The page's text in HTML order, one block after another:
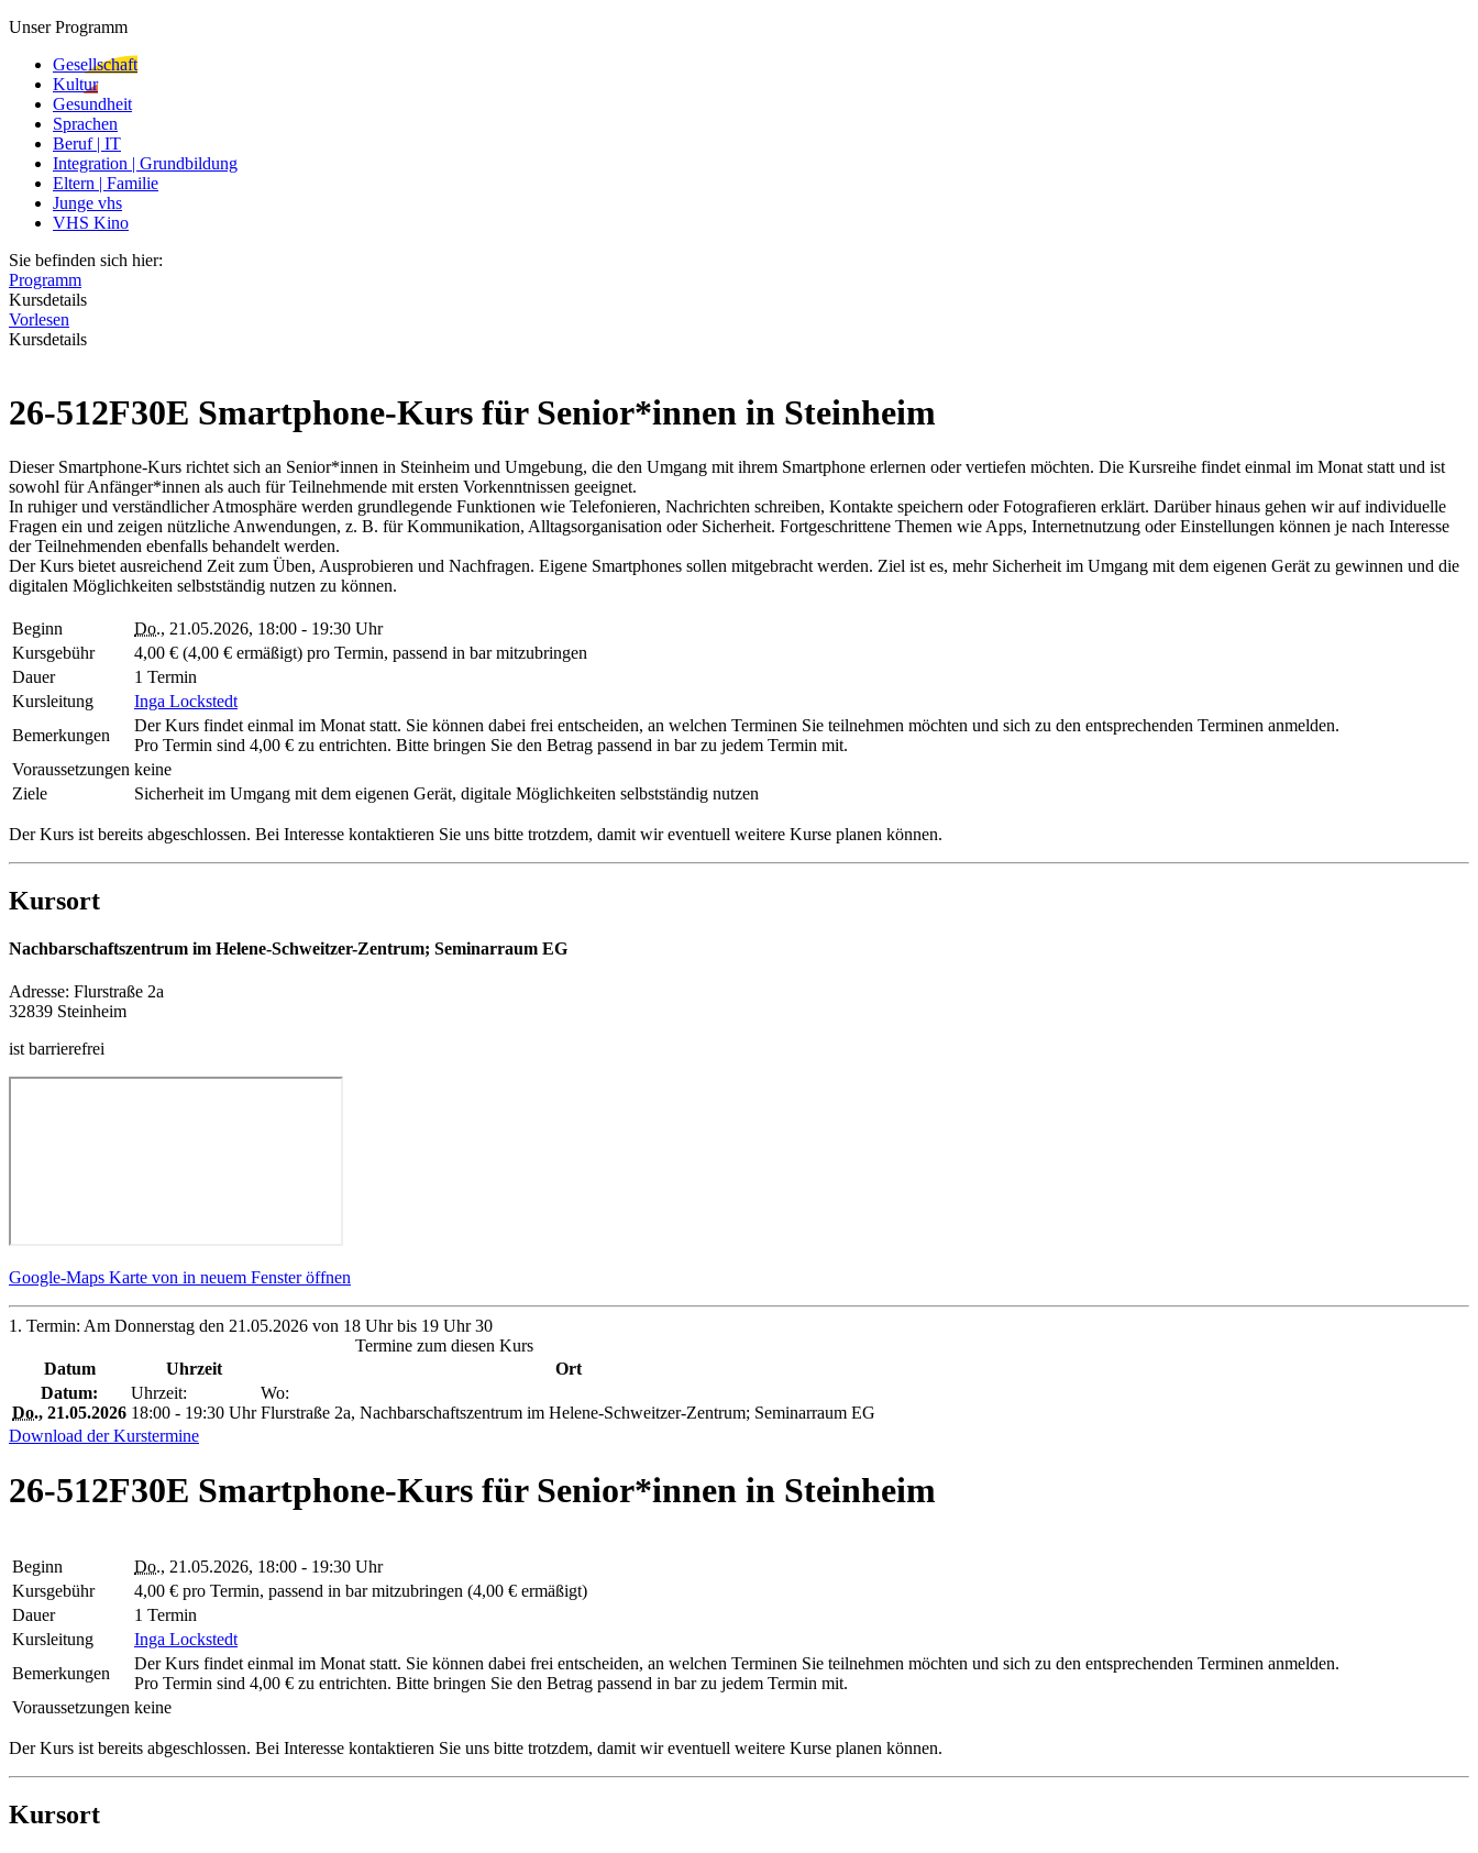
Unser Programm
Gesellschaft
Kultur
Gesundheit
Sprachen
Beruf | IT
Integration | Grundbildung
Eltern | Familie
Junge vhs
VHS Kino
Sie befinden sich hier:
Programm
Kursdetails
Vorlesen
Kursdetails
26-512F30E Smartphone-Kurs für Senior*innen in Steinheim
Dieser Smartphone-Kurs richtet sich an Senior*innen in Steinheim und Umgebung, die den Umgang mit ihrem Smartphone erlernen oder vertiefen möchten. Die Kursreihe findet einmal im Monat statt und ist
sowohl für Anfänger*innen als auch für Teilnehmende mit ersten Vorkenntnissen geeignet.
In ruhiger und verständlicher Atmosphäre werden grundlegende Funktionen wie Telefonieren, Nachrichten schreiben, Kontakte speichern oder Fotografieren erklärt. Darüber hinaus gehen wir auf individuelle
Fragen ein und zeigen nützliche Anwendungen, z. B. für Kommunikation, Alltagsorganisation oder Sicherheit. Fortgeschrittene Themen wie Apps, Internetnutzung oder Einstellungen können je nach Interesse
der Teilnehmenden ebenfalls behandelt werden.
Der Kurs bietet ausreichend Zeit zum Üben, Ausprobieren und Nachfragen. Eigene Smartphones sollen mitgebracht werden. Ziel ist es, mehr Sicherheit im Umgang mit dem eigenen Gerät zu gewinnen und die
digitalen Möglichkeiten selbstständig nutzen zu können.
Beginn Do., 21.05.2026, 18:00 - 19:30 Uhr
Kursgebühr
4,00 € (4,00 € ermäßigt) pro Termin, passend in bar mitzubringen
Dauer
1 Termin
Kursleitung
Inga Lockstedt
Bemerkungen
Der Kurs findet einmal im Monat statt. Sie können dabei frei entscheiden, an welchen Terminen Sie teilnehmen möchten und sich zu den entsprechenden Terminen anmelden.
Pro Termin sind 4,00 € zu entrichten. Bitte bringen Sie den Betrag passend in bar zu jedem Termin mit.
Voraussetzungen keine
Ziele
Sicherheit im Umgang mit dem eigenen Gerät, digitale Möglichkeiten selbstständig nutzen
Der Kurs ist bereits abgeschlossen. Bei Interesse kontaktieren Sie uns bitte trotzdem, damit wir eventuell weitere Kurse planen können.
Kursort
Nachbarschaftszentrum im Helene-Schweitzer-Zentrum; Seminarraum EG
Adresse: Flurstraße 2a
32839 Steinheim
ist barrierefrei
Google-Maps Karte von in neuem Fenster öffnen
1. Termin: Am Donnerstag den 21.05.2026 von 18 Uhr bis 19 Uhr 30
Termine zum diesen Kurs
Datum
Uhrzeit
Ort
Datum:
Do., 21.05.2026
Uhrzeit:
18:00 - 19:30 Uhr
Wo:
Flurstraße 2a, Nachbarschaftszentrum im Helene-Schweitzer-Zentrum; Seminarraum EG
Download der Kurstermine
26-512F30E Smartphone-Kurs für Senior*innen in Steinheim
Beginn Do., 21.05.2026, 18:00 - 19:30 Uhr
Kursgebühr
4,00 € pro Termin, passend in bar mitzubringen (4,00 € ermäßigt)
Dauer
1 Termin
Kursleitung
Inga Lockstedt
Bemerkungen
Der Kurs findet einmal im Monat statt. Sie können dabei frei entscheiden, an welchen Terminen Sie teilnehmen möchten und sich zu den entsprechenden Terminen anmelden.
Pro Termin sind 4,00 € zu entrichten. Bitte bringen Sie den Betrag passend in bar zu jedem Termin mit.
Voraussetzungen keine
Der Kurs ist bereits abgeschlossen. Bei Interesse kontaktieren Sie uns bitte trotzdem, damit wir eventuell weitere Kurse planen können.
Kursort